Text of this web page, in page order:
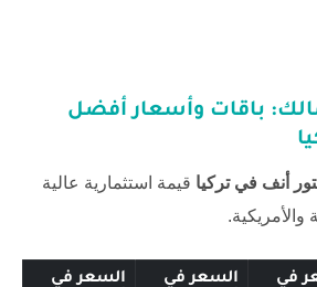
باقات وأسعار أفضل
أنف في تركيا قيمة استثمارية عالية
والأمريكية.
في
السعر في
السعر في